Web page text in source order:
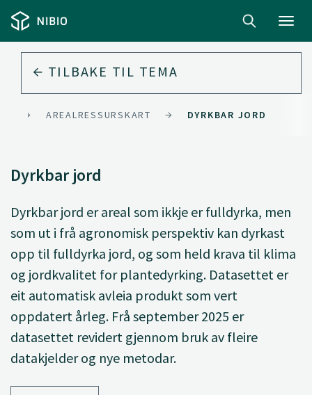
TILBAKE TIL TEMA
AREALRESSURSKART DYRKBAR JORD
Dyrkbar jord
Dyrkbar jord er areal som ikkje er fulldyrka, men
som ut i frå agronomisk perspektiv kan dyrkast
opp til fulldyrka jord, og som held krava til klima
og jordkvalitet for plantedyrking. Datasettet er
eit automatisk avleia produkt som vert
oppdatert årleg. Frå september 2025 er
datasettet revidert gjennom bruk av fleire
datakjelder og nye metodar.